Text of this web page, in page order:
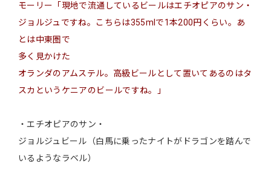
モーリー「現地で流通しているビールはエチオピアのサン ・
ジョルジュですね。こちらは355mlで1本200円くらい。あ
とは中東圏で
多く見かけた
オランダのアムステル。高級ビールとして置いてあるのはタ
スカというケニアのビールですね。」
・エチオピアのサン ・
ジョルジュビール（白馬に乗ったナイトがドラゴンを踏んで
いるようなラベル）